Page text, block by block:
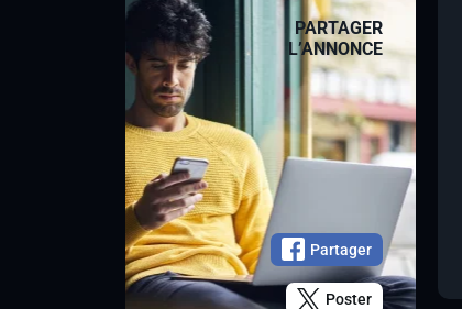
PARTAGER
L’ANNONCE
Partager
Poster